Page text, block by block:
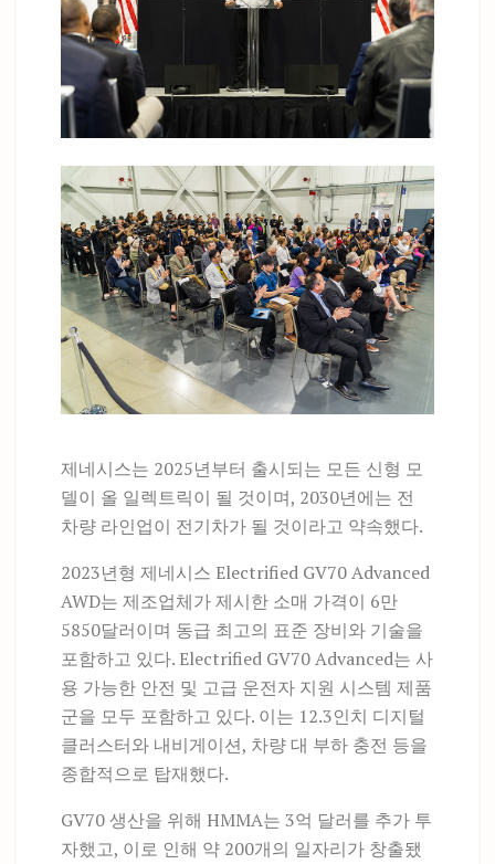
제네시스는 2025년부터 출시되는 모든 신형 모
델이 올 일렉트릭이 될 것이며, 2030년에는 전
차량 라인업이 전기차가 될 것이라고 약속했다.
2023년형 제네시스 Electrified GV70 Advanced
AWD는 제조업체가 제시한 소매 가격이 6만
5850달러이며 동급 최고의 표준 장비와 기술을
포함하고 있다. Electrified GV70 Advanced는 사
용 가능한 안전 및 고급 운전자 지원 시스템 제품
군을 모두 포함하고 있다. 이는 12.3인치 디지털
클러스터와 내비게이션, 차량 대 부하 충전 등을
종합적으로 탑재했다.
GV70 생산을 위해 HMMA는 3억 달러를 추가 투
자했고, 이로 인해 약 200개의 일자리가 창출됐